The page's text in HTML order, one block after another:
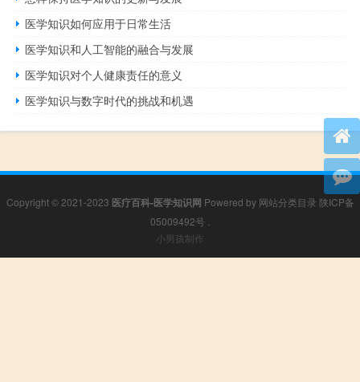
医学知识如何应用于日常生活
医学知识和人工智能的融合与发展
医学知识对个人健康责任的意义
医学知识与数字时代的挑战和机遇
Copyright © 2021-2023 医疗百科-医学知识网 Powered by 网站分类目录 陕ICP备
05009492号
小男孩制作